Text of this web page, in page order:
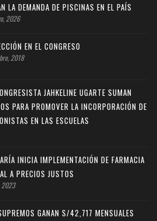
LA DEMANDA DE PISCINAS EN EL PAÍS
2026
EN EL CONGRESO
2018
JAHKELINE UGARTE SUMAN
PARA PROMOVER LA INCORPORACIÓN DE
EN LAS ESCUELAS
INICIA IMPLEMENTACIÓN DE FARMACIA
A PRECIOS JUSTOS
2023
GANAN S/42,717 MENSUALES